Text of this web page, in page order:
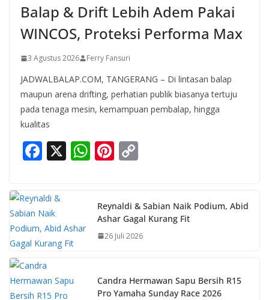
Balap & Drift Lebih Adem Pakai
WINCOS, Proteksi Performa Max
3 Agustus 2026 Ferry Fansuri
JADWALBALAP.COM, TANGERANG – Di lintasan balap
maupun arena drifting, perhatian publik biasanya tertuju
pada tenaga mesin, kemampuan pembalap, hingga
kualitas
F
e
b
o
o
k
X W
s
A
p
Pi
e
st
y
Li
n
Reynaldi & Sabian Naik Podium, Abid
Ashar Gagal Kurang Fit
26 Juli 2026
Candra Hermawan Sapu Bersih R15
Pro Yamaha Sunday Race 2026